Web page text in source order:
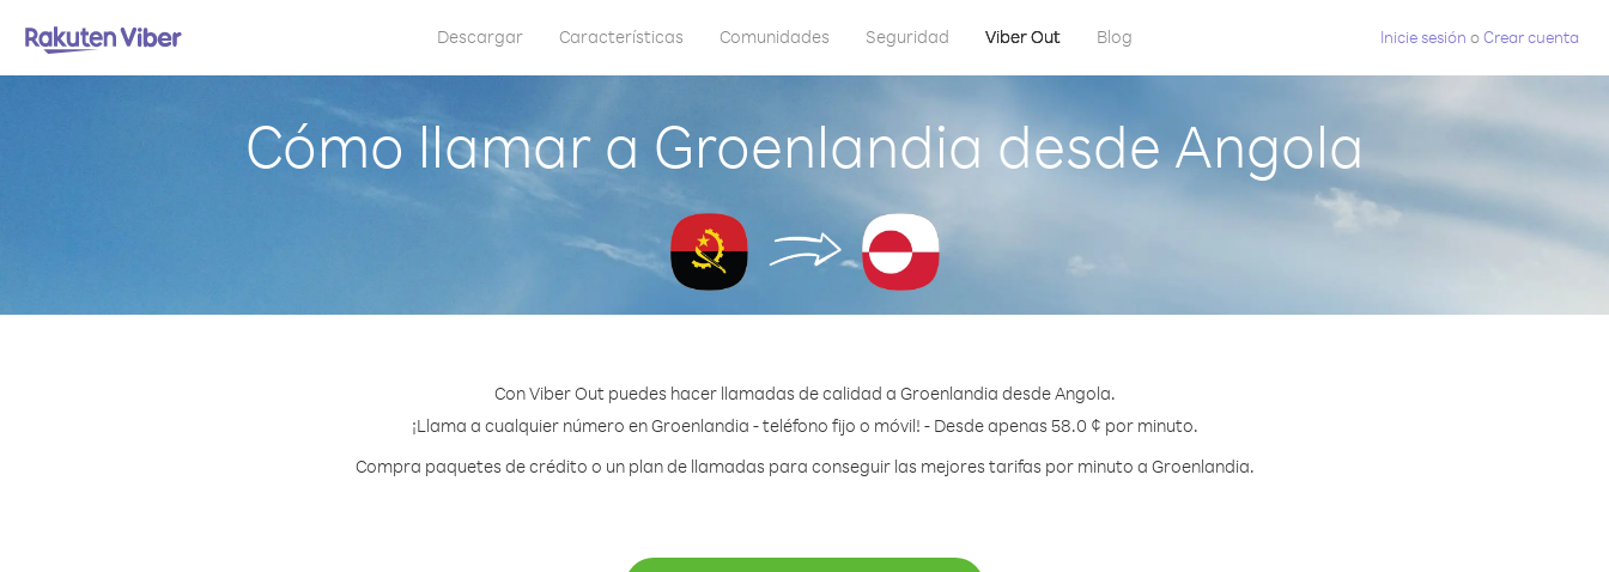
Descargar Características Comunidades Seguridad Viber Out Blog Inicie sesión oCrear cuenta
Cómo llamar a Groenlandia desde Angola
Con Viber Out puedes hacer llamadas de calidad a Groenlandia desde Angola.
¡Llama a cualquier número en Groenlandia - teléfono fijo o móvil! - Desde apenas 58.0 ¢ por minuto.
Compra paquetes de crédito o un plan de llamadas para conseguir las mejores tarifas por minuto a Groenlandia.